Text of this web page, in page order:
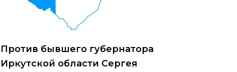
Против бывшего губернатора
Иркутской области Сергея